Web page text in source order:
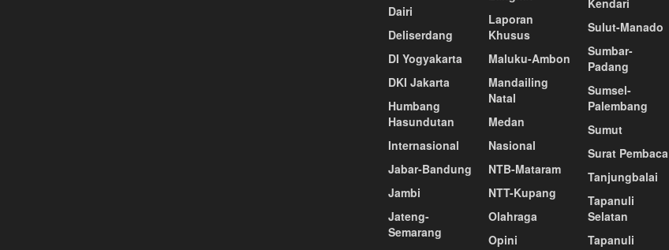
Dairi
Deliserdang
DI Yogyakarta
DKI Jakarta
Humbang
Hasundutan
Internasional
Jabar-Bandung
Jambi
Jateng-
Semarang
Laporan
Khusus
Maluku-Ambon
Mandailing
Natal
Medan
Nasional
NTB-Mataram
NTT-Kupang
Olahraga
Opini
Kendari
Sulut-Manado
Sumbar-
Padang
Sumsel-
Palembang
Sumut
Surat Pembaca
Tanjungbalai
Tapanuli
Selatan
Tapanuli